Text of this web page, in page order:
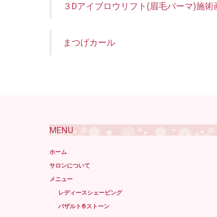
３Dアイブロウリフト(眉毛パーマ)施術
まつげカール
MENU
ホーム
サロンについて
メニュー
レディースシェービング
バザルト®ストーン